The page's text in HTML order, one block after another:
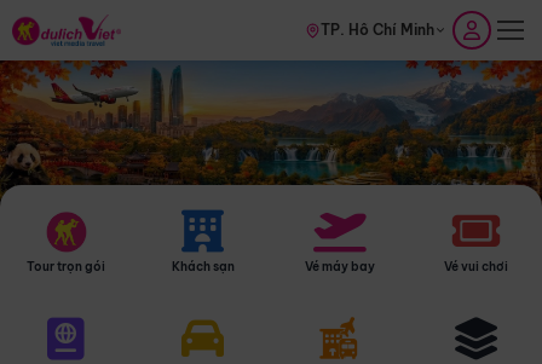
TP. Hồ Chí Minh
Tour trọn gói Khách sạn Vé máy bay Vé vui chơi